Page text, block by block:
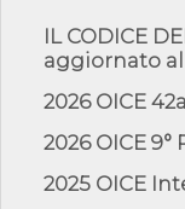
07/08/26 - Ponte
sussistenza di...
07/08/26 - Tunnel
06/08/26 - Istat,
IL CODICE
aggiornato
2026 OICE
2026 OICE
2025 OICE